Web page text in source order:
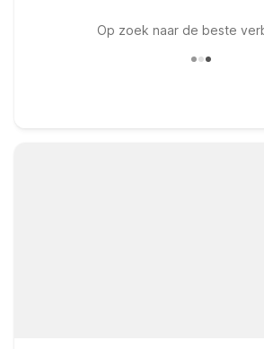
Op zoek naar de beste